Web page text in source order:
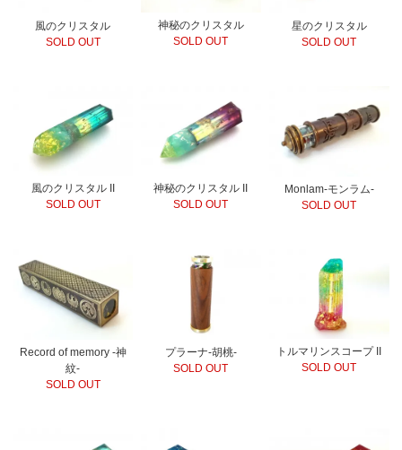
風のクリスタル
SOLD OUT
神秘のクリスタル
SOLD OUT
星のクリスタル
SOLD OUT
風のクリスタル II
SOLD OUT
神秘のクリスタル II
SOLD OUT
Monlam-モンラム-
SOLD OUT
Record of memory -神
紋-
SOLD OUT
プラーナ-胡桃-
SOLD OUT
トルマリンスコープ II
SOLD OUT